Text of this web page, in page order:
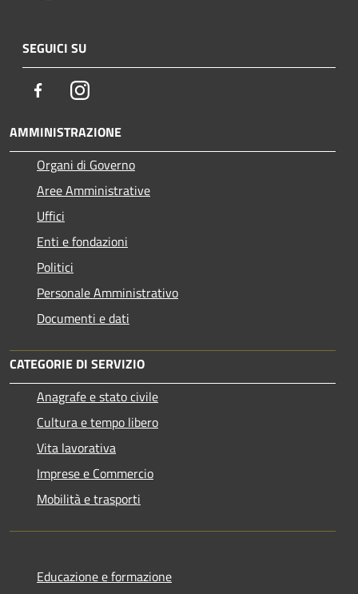
SEGUICI SU
FacebookInstagram
AMMINISTRAZIONE
Organi di Governo
Aree Amministrative
Uffici
Enti e fondazioni
Politici
Personale Amministrativo
Documenti e dati
CATEGORIE DI SERVIZIO
Anagrafe e stato civile
Cultura e tempo libero
Vita lavorativa
Imprese e Commercio
Mobilità e trasporti
Educazione e formazione